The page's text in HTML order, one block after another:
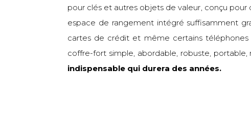
pour clés et autres objets de valeur, conçu pour
espace de rangement intégré suffisamment
cartes de crédit et même certains
coffre-fort simple, abordable, robuste,
indispensable qui durera des années.